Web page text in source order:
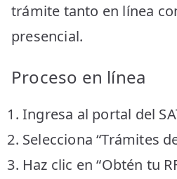
trámite tanto en línea
presencial.
Proceso en línea
Ingresa al portal del
Selecciona “Trámites
Haz clic en “Obtén tu